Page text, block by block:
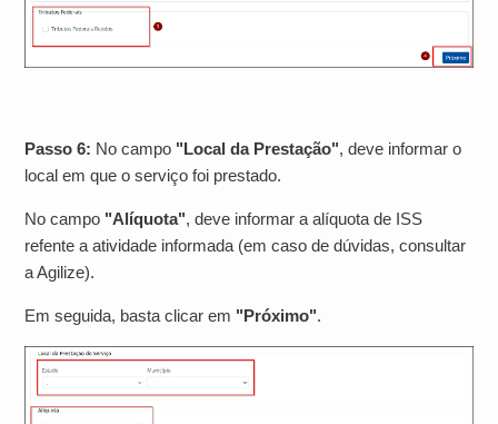
Passo 6: No campo "Local da Prestação", deve informar o
local em que o serviço foi prestado.
No campo "Alíquota", deve informar a alíquota de ISS
refente a atividade informada (em caso de dúvidas, consultar
a Agilize).
Em seguida, basta clicar em "Próximo".